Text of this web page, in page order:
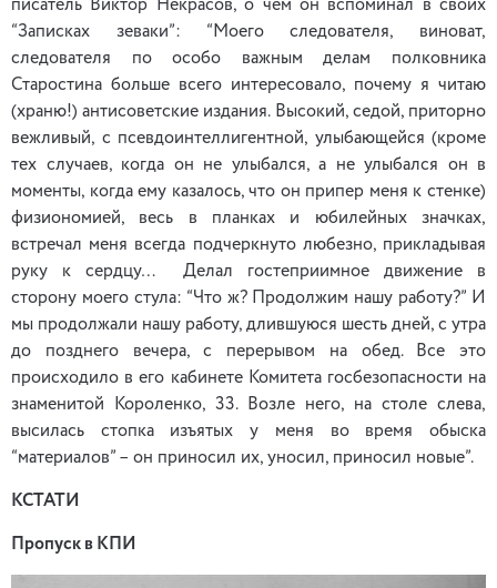
писатель Виктор Некрасов, о чем он вспоминал в своих
“Записках зеваки”: “Моего следователя, виноват,
следователя по особо важным делам полковника
Старостина больше всего интересовало, почему я читаю
(храню!) антисоветские издания. Высокий, седой, приторно
вежливый, с псевдоинтеллигентной, улыбающейся (кроме
тех случаев, когда он не улыбался, а не улыбался он в
моменты, когда ему казалось, что он припер меня к стенке)
физиономией, весь в планках и юбилейных значках,
встречал меня всегда подчеркнуто любезно, прикладывая
руку к сердцу… Делал гостеприимное движение в
сторону моего стула: “Что ж? Продолжим нашу работу?” И
мы продолжали нашу работу, длившуюся шесть дней, с утра
до позднего вечера, с перерывом на обед. Все это
происходило в его кабинете Комитета госбезопасности на
знаменитой Короленко, 33. Возле него, на столе слева,
высилась стопка изъятых у меня во время обыска
“материалов” – он приносил их, уносил, приносил новые”.
КСТАТИ
Пропуск в КПИ